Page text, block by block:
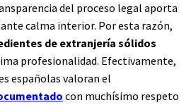
del proceso legal aporta
calma interior. Por esta razón,
de extranjería sólidos
profesionalidad. Efectivamente,
españolas valoran el
con muchísimo respeto